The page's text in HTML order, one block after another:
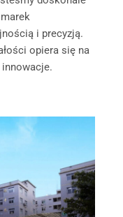
i precyzją.
opiera się na